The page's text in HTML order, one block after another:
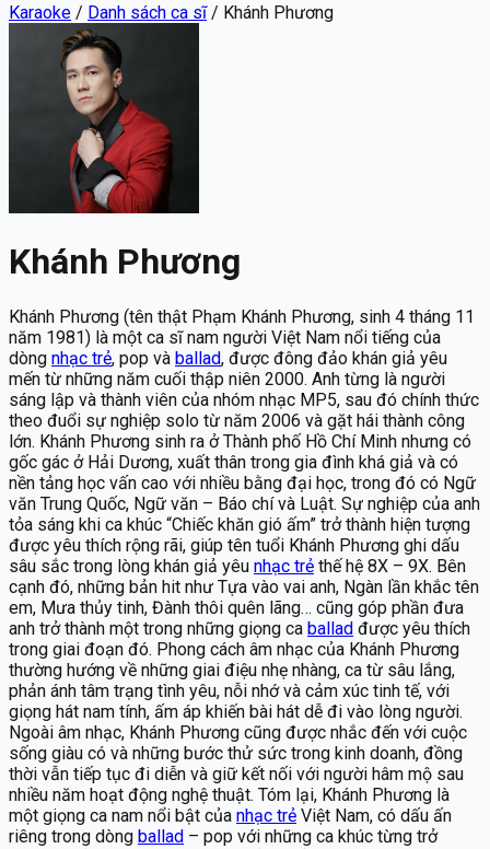
Karaoke / Danh sách ca sĩ/ Khánh Phương
Khánh Phương
Khánh Phương (tên thật Phạm Khánh Phương, sinh 4 tháng 11
năm 1981) là một ca sĩ nam người Việt Nam nổi tiếng của
dòng nhạc trẻ, pop và ballad, được đông đảo khán giả yêu
mến từ những năm cuối thập niên 2000. Anh từng là người
sáng lập và thành viên của nhóm nhạc MP5, sau đó chính thức
theo đuổi sự nghiệp solo từ năm 2006 và gặt hái thành công
lớn. Khánh Phương sinh ra ở Thành phố Hồ Chí Minh nhưng có
gốc gác ở Hải Dương, xuất thân trong gia đình khá giả và có
nền tảng học vấn cao với nhiều bằng đại học, trong đó có Ngữ
văn Trung Quốc, Ngữ văn – Báo chí và Luật. Sự nghiệp của anh
tỏa sáng khi ca khúc “Chiếc khăn gió ấm” trở thành hiện tượng
được yêu thích rộng rãi, giúp tên tuổi Khánh Phương ghi dấu
sâu sắc trong lòng khán giả yêu nhạc trẻ thế hệ 8X – 9X. Bên
cạnh đó, những bản hit như Tựa vào vai anh, Ngàn lần khắc tên
em, Mưa thủy tinh, Đành thôi quên lãng… cũng góp phần đưa
anh trở thành một trong những giọng ca ballad được yêu thích
trong giai đoạn đó. Phong cách âm nhạc của Khánh Phương
thường hướng về những giai điệu nhẹ nhàng, ca từ sâu lắng,
phản ánh tâm trạng tình yêu, nỗi nhớ và cảm xúc tinh tế, với
giọng hát nam tính, ấm áp khiến bài hát dễ đi vào lòng người.
Ngoài âm nhạc, Khánh Phương cũng được nhắc đến với cuộc
sống giàu có và những bước thử sức trong kinh doanh, đồng
thời vẫn tiếp tục đi diễn và giữ kết nối với người hâm mộ sau
nhiều năm hoạt động nghệ thuật. Tóm lại, Khánh Phương là
một giọng ca nam nổi bật của nhạc trẻ Việt Nam, có dấu ấn
riêng trong dòng ballad – pop với những ca khúc từng trở